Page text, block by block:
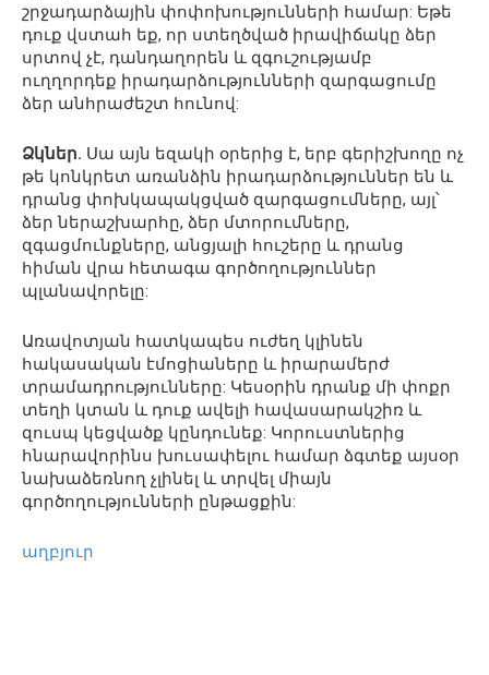
շրջադարձային փոփոխությունների համար: Եթե
դուք վստահ եք, որ ստեղծված իրավիճակը ձեր
սրտով չէ, դանդաղորեն և զգուշությամբ
ուղղորդեք իրադարձությունների զարգացումը
ձեր անհրաժեշտ հունով:
Ձկներ. Սա այն եզակի օրերից է, երբ գերիշխողը ոչ
թե կոնկրետ առանձին իրադարձություններ են և
դրանց փոխկապակցված զարգացումները, այլ՝
ձեր ներաշխարհը, ձեր մտորումները,
զգացմունքները, անցյալի հուշերը և դրանց
հիման վրա հետագա գործողություններ
պլանավորելը:
Առավոտյան հատկապես ուժեղ կլինեն
հակասական էմոցիաները և իրարամերժ
տրամադրությունները: Կեսօրին դրանք մի փոքր
տեղի կտան և դուք ավելի հավասարակշիռ և
զուսպ կեցվածք կընդունեք: Կորուստներից
հնարավորինս խուսափելու համար ձգտեք այսօր
նախաձեռնող չլինել և տրվել միայն
գործողությունների ընթացքին:
աղբյուր